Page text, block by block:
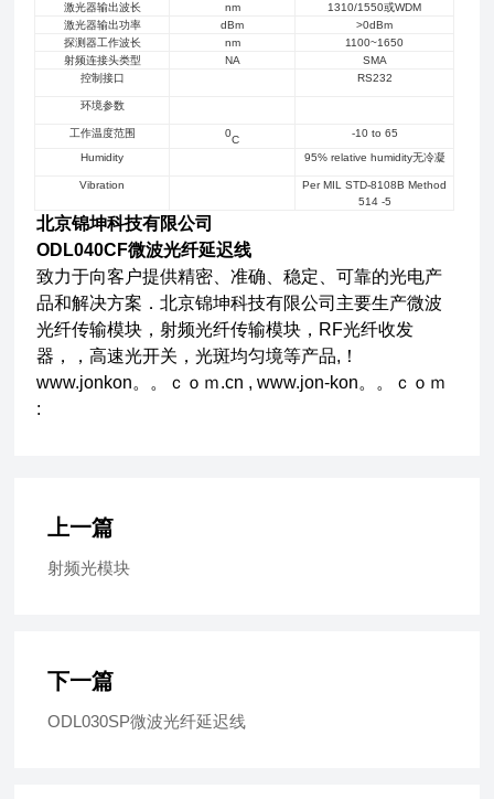
激光器输出波长
nm 1310/1550或WDM
激光器输出功率
dBm
>0dBm
探测器工作波长
nm
1100~1650
射频连接头类型
NA
SMA
控制接口
RS232
环境参数
工作温度范围 0
C
-10 to 65
Humidity
95% relative humidity无冷凝
Vibration
Per MIL STD-8108B Method
514 -5
北京锦坤科技有限公司
ODL040CF微波光纤延迟线
致力于向客户提供精密、准确、稳定、可靠的光电产
品和解决方案．北京锦坤科技有限公司主要生产微波
光纤传输模块，射频光纤传输模块， RF光纤收发
器 ， ，高速光开关 ，光斑均匀境等产品, ！
www.jonkon。。ｃｏｍ.cn ,www.jon-kon。。ｃｏｍ
:
上一篇
射频光模块
下一篇
ODL030SP微波光纤延迟线